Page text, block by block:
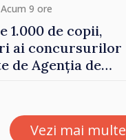
taxăm viciile și
taxarea
9 ore
1.000 de copii,
ai concursurilor
de Agenția de
Vezi mai multe